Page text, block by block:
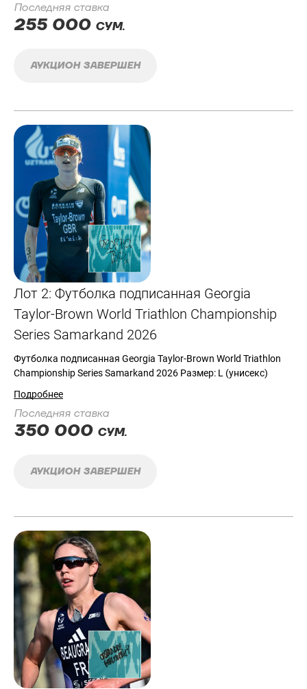
Последняя ставка
255 000 СУМ.
АУКЦИОН ЗАВЕРШЕН
Лот 2: Футболка подписанная Georgia
Taylor-Brown World Triathlon Championship
Series Samarkand 2026
Футболка подписанная Georgia Taylor-Brown World Triathlon
Championship Series Samarkand 2026 Размер: L (унисекс)
Подробнее
Последняя ставка
350 000 СУМ.
АУКЦИОН ЗАВЕРШЕН